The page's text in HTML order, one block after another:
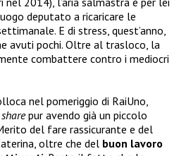
deputato a ricaricare le
E di stress, quest’anno,
avuti pochi. Oltre al trasloco, la
combattere contro i mediocri
nel pomeriggio di RaiUno,
sharepur avendo già un piccolo
del fare rassicurante e del
oltre che del buon lavoro